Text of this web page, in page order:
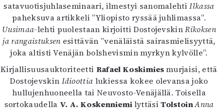
satavuotisjuhlaseminaari, ilmestyi sanomalehtiIlkassa
paheksuva artikkeli ”Yliopisto ryssää juhlimassa”.
Uusimaa-lehti puolestaan kirjoitti DostojevskinRikoksen
ja rangaistuksen esittävän ”venäläistä sairasmielisyyttä,
joka altisti Venäjän bolshevismin myrkyn kylvölle”.
Kirjallisuusauktoriteetti Rafael Koskimiesmurjaisi, että
Dostojevskin Idioottia lukiessa kokee olevansa joko
hullujenhuoneella tai Neuvosto-Venäjällä. Toisella
sortokaudella V. A. KoskenniemilyttäsiTolstoinAnna